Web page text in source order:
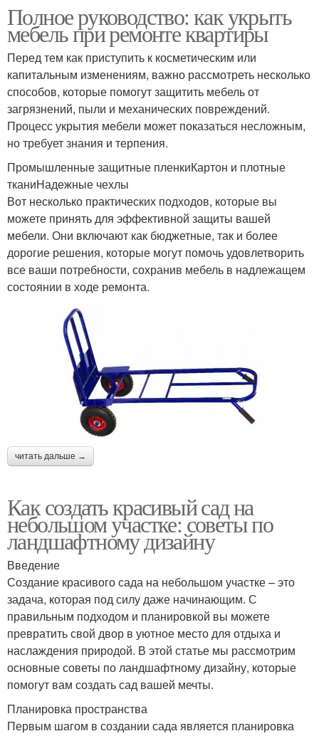
Полное руководство: как укрыть
мебель при ремонте квартиры
Перед тем как приступить к косметическим или
капитальным изменениям, важно рассмотреть несколько
способов, которые помогут защитить мебель от
загрязнений, пыли и механических повреждений.
Процесс укрытия мебели может показаться несложным,
но требует знания и терпения.
Промышленные защитные пленкиКартон и плотные
тканиНадежные чехлы
Вот несколько практических подходов, которые вы
можете принять для эффективной защиты вашей
мебели. Они включают как бюджетные, так и более
дорогие решения, которые могут помочь удовлетворить
все ваши потребности, сохранив мебель в надлежащем
состоянии в ходе ремонта.
читать дальше →
Как создать красивый сад на
небольшом участке: советы по
ландшафтному дизайну
Введение
Создание красивого сада на небольшом участке – это
задача, которая под силу даже начинающим. С
правильным подходом и планировкой вы можете
превратить свой двор в уютное место для отдыха и
наслаждения природой. В этой статье мы рассмотрим
основные советы по ландшафтному дизайну, которые
помогут вам создать сад вашей мечты.
Планировка пространства
Первым шагом в создании сада является планировка